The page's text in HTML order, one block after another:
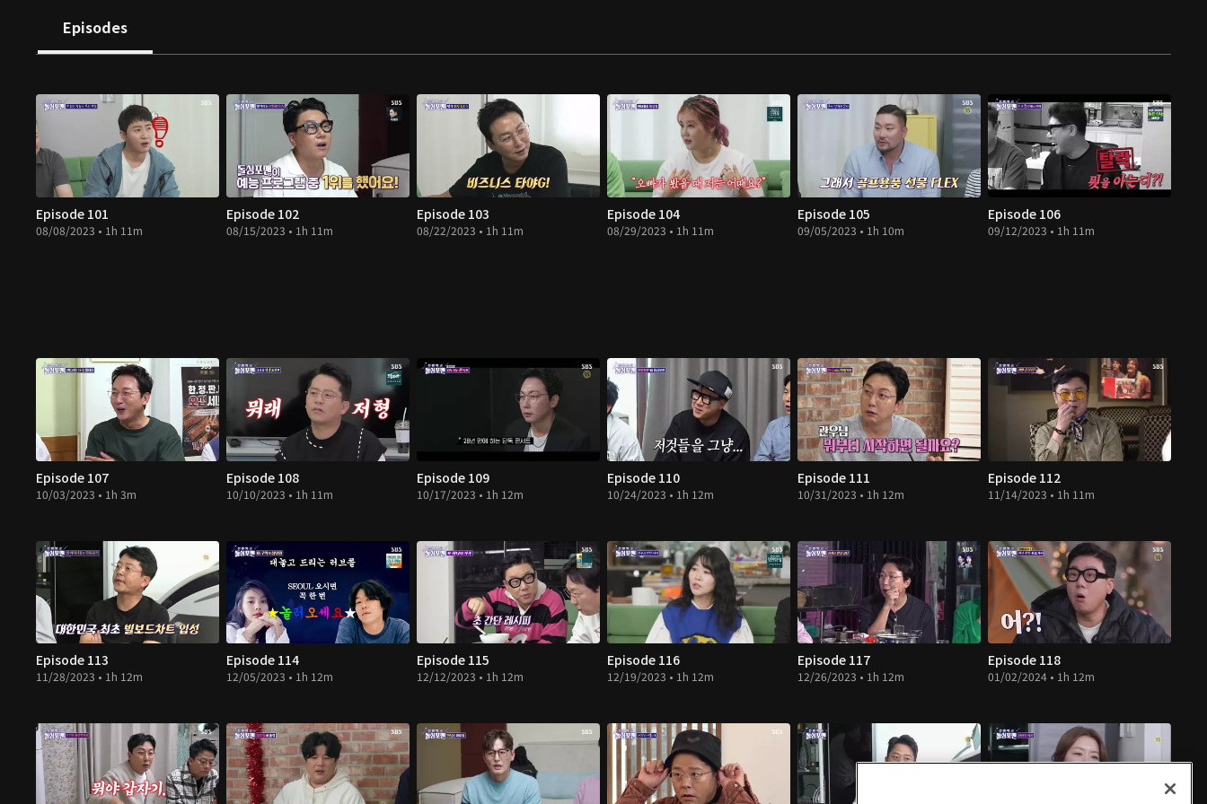
Episodes
Episode 101
08/08/2023 • 1h 11m
Episode 102
08/15/2023 • 1h 11m
Episode 103
08/22/2023 • 1h 11m
Episode 104
08/29/2023 • 1h 11m
Episode 105
09/05/2023 • 1h 10m
Episode 106
09/12/2023 • 1h 11m
Episode 107
10/03/2023 • 1h 3m
Episode 108
10/10/2023 • 1h 11m
Episode 109
10/17/2023 • 1h 12m
Episode 110
10/24/2023 • 1h 12m
Episode 111
10/31/2023 • 1h 12m
Episode 112
11/14/2023 • 1h 11m
Episode 113
11/28/2023 • 1h 12m
Episode 114
12/05/2023 • 1h 12m
Episode 115
12/12/2023 • 1h 12m
Episode 116
12/19/2023 • 1h 12m
Episode 117
12/26/2023 • 1h 12m
Episode 118
01/02/2024 • 1h 12m